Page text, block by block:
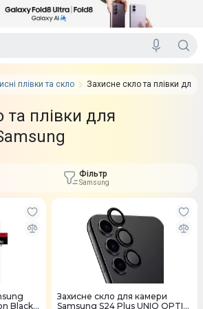
плівки та скло Захисне скло та плівки для
та плівки для
Фільтр
Samsung
Black
Захисне скло для камери
Samsung S24 Plus UNIQ OPTIX